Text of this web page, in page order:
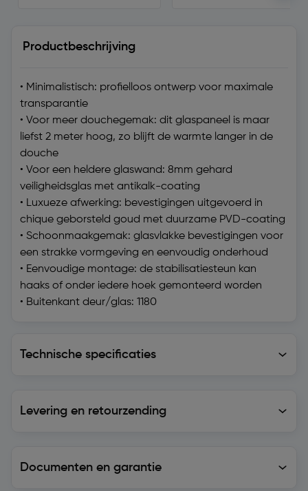
Productbeschrijving
• Minimalistisch: profielloos ontwerp voor maximale
transparantie
• Voor meer douchegemak: dit glaspaneel is maar
liefst 2 meter hoog, zo blijft de warmte langer in de
douche
• Voor een heldere glaswand: 8mm gehard
veiligheidsglas met antikalk-coating
• Luxueze afwerking: bevestigingen uitgevoerd in
chique geborsteld goud met duurzame PVD-coating
• Schoonmaakgemak: glasvlakke bevestigingen voor
een strakke vormgeving en eenvoudig onderhoud
• Eenvoudige montage: de stabilisatiesteun kan
haaks of onder iedere hoek gemonteerd worden
• Buitenkant deur/glas: 1180
Technische specificaties
Levering en retourzending
Documenten en garantie